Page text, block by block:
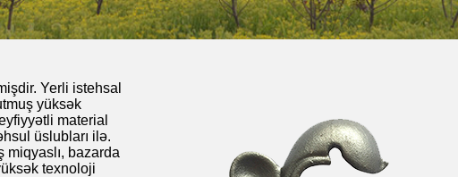
Yerli istehsal
yüksək
material
üslubları ilə.
miqyaslı, bazarda
texnoloji